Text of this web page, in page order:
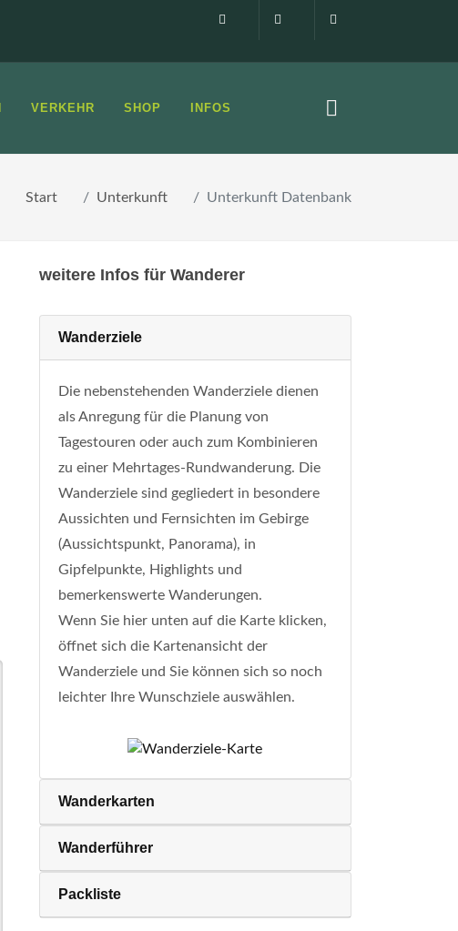
Impressum0160 99873408
VERKEHR SHOP INFOS
Start Unterkunft Unterkunft Datenbank
weitere Infos für Wanderer
Wanderziele
Die nebenstehenden Wanderziele dienen
als Anregung für die Planung von
Tagestouren oder auch zum Kombinieren
zu einer Mehrtages-Rundwanderung. Die
Wanderziele sind gegliedert in besondere
Aussichten und Fernsichten im Gebirge
(Aussichtspunkt, Panorama), in
Gipfelpunkte, Highlights und
bemerkenswerte Wanderungen.
Wenn Sie hier unten auf die Karte klicken,
öffnet sich die Kartenansicht der
Wanderziele und Sie können sich so noch
leichter Ihre Wunschziele auswählen.
Wanderkarten
Wanderführer
Packliste